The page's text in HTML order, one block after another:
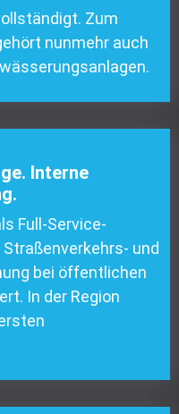
Zum
nunmehr auch
Interne
Full-Service-
und
bei öffentlichen
In der Region